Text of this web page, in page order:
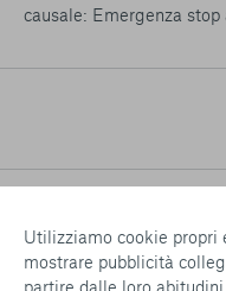
Utilizziamo cookie propri
mostrare pubblicità
partire dalle loro
causale: Emergenza